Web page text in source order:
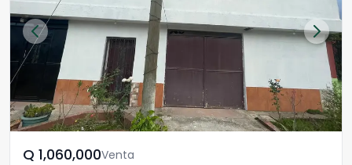
Q	1,060,000Venta